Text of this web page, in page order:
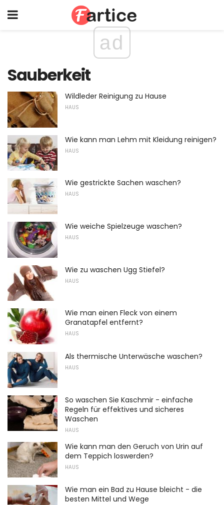
ad
Sauberkeit
Wildleder Reinigung zu Hause
HAUS
Wie kann man Lehm mit Kleidung reinigen?
HAUS
Wie gestrickte Sachen waschen?
HAUS
Wie weiche Spielzeuge waschen?
HAUS
Wie zu waschen Ugg Stiefel?
HAUS
Wie man einen Fleck von einem
Granatapfel entfernt?
HAUS
Als thermische Unterwäsche waschen?
HAUS
So waschen Sie Kaschmir - einfache
Regeln für effektives und sicheres
Waschen
HAUS
Wie kann man den Geruch von Urin auf
dem Teppich loswerden?
HAUS
Wie man ein Bad zu Hause bleicht - die
besten Mittel und Wege